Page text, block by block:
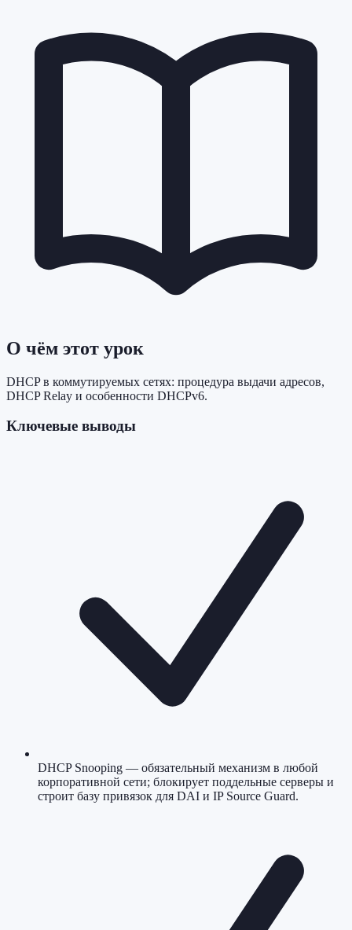
О чём этот урок
DHCP в коммутируемых сетях: процедура выдачи адресов,
DHCP Relay и особенности DHCPv6.
Ключевые выводы
DHCP Snooping — обязательный механизм в любой
корпоративной сети; блокирует поддельные серверы и
строит базу привязок для DAI и IP Source Guard.